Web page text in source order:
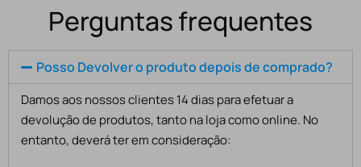
Perguntas frequentes
Posso Devolver o produto depois de comprado?
Damos aos nossos clientes 14 dias para efetuar a
devolução de produtos, tanto na loja como online. No
entanto, deverá ter em consideração: